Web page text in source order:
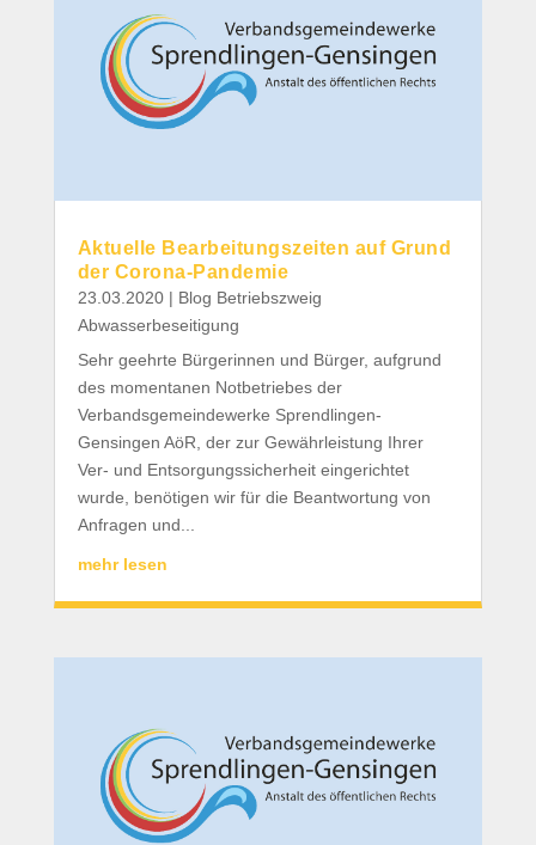
Aktuelle Bearbeitungszeiten auf Grund
der Corona-Pandemie
23.03.2020| Blog Betriebszweig
Abwasserbeseitigung
Sehr geehrte Bürgerinnen und Bürger, aufgrund
des momentanen Notbetriebes der
Verbandsgemeindewerke Sprendlingen-
Gensingen AöR, der zur Gewährleistung Ihrer
Ver- und Entsorgungssicherheit eingerichtet
wurde, benötigen wir für die Beantwortung von
Anfragen und...
mehr lesen